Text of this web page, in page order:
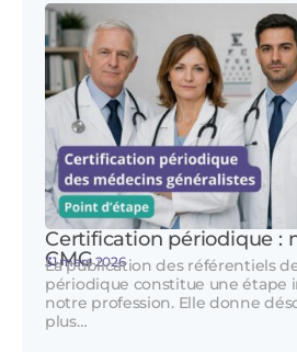
Certification périodique :
CMG
31 mars 2026
La publication des référentiels
périodique constitue une étape
notre profession. Elle donne
plus…